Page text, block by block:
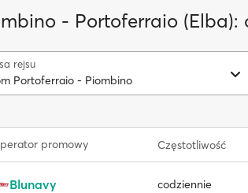
- Portoferraio (Elba):
rejsu
Portoferraio - Piombino
promowy Częstotliwość
Blunavy codziennie